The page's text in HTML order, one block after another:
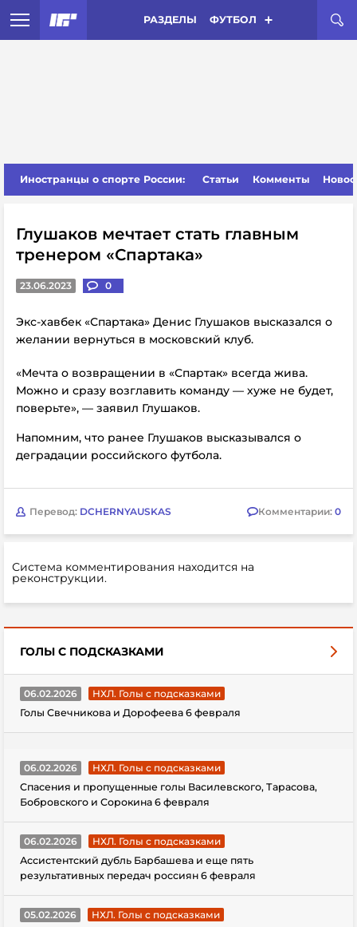
РАЗДЕЛЫ ФУТБОЛ
Иностранцы о спорте России: Статьи Комменты
Глушаков мечтает стать главным
тренером «Спартака»
23.06.2023 0
Экс-хавбек «Спартака» Денис Глушаков высказался о
желании вернуться в московский клуб.
«Мечта о возвращении в «Спартак» всегда жива.
Можно и сразу возглавить команду — хуже не будет,
поверьте», — заявил Глушаков.
Напомним, что ранее Глушаков высказывался о
деградации российского футбола.
Перевод: DCHERNYAUSKAS Комментарии: 0
Система комментирования находится на
реконструкции.
ГОЛЫ С ПОДСКАЗКАМИ
06.02.2026
НХЛ. Голы с подсказками
Голы Свечникова и Дорофеева 6 февраля
06.02.2026
НХЛ. Голы с подсказками
Спасения и пропущенные голы Василевского, Тарасова,
Бобровского и Сорокина 6 февраля
06.02.2026
НХЛ. Голы с подсказками
Ассистентский дубль Барбашева и еще пять
результативных передач россиян 6 февраля
05.02.2026
НХЛ. Голы с подсказками